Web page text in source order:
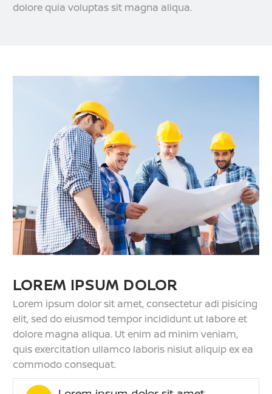
dolore quia voluptas sit magna aliqua.
LOREM IPSUM DOLOR
Lorem ipsum dolor sit amet, consectetur adi pisicing
elit, sed do eiusmod tempor incididunt ut labore et
dolore magna aliqua. Ut enim ad minim veniam,
quis exercitation ullamco laboris nisiut aliquip ex ea
commodo consequat.